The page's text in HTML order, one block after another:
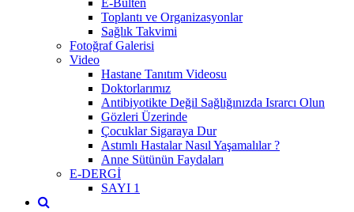
Toplantı ve Organizasyonlar
Sağlık Takvimi
Fotoğraf Galerisi
Video
Hastane Tanıtım Videosu
Doktorlarımız
Antibiyotikte Değil Sağlığınızda Israrcı Olun
Gözleri Üzerinde
Çocuklar Sigaraya Dur
Astımlı Hastalar Nasıl Yaşamalılar ?
Anne Sütünün Faydaları
E-DERGİ
SAYI 1